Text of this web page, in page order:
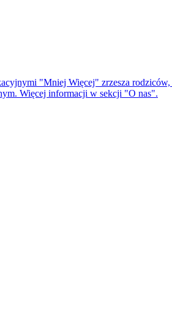
"Mniej Więcej" zrzesza
Więcej informacji w sekcji "O nas".